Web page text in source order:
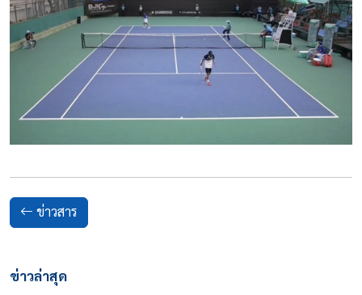
ข่าวสาร
ข่าวล่าสุด